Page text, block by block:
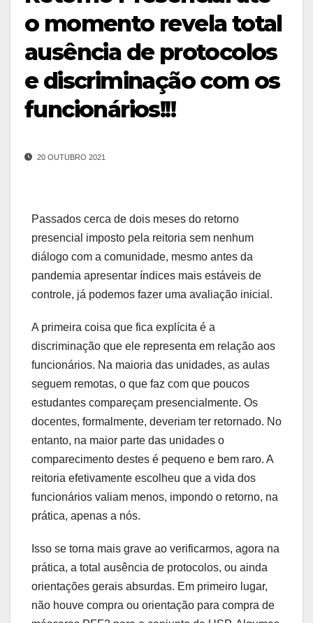
o momento revela total
ausência de protocolos
e discriminação com os
funcionários!!!
20 OUTUBRO 2021
Passados cerca de dois meses do retorno
presencial imposto pela reitoria sem nenhum
diálogo com a comunidade, mesmo antes da
pandemia apresentar índices mais estáveis de
controle, já podemos fazer uma avaliação inicial.
A primeira coisa que fica explícita é a
discriminação que ele representa em relação aos
funcionários. Na maioria das unidades, as aulas
seguem remotas, o que faz com que poucos
estudantes compareçam presencialmente. Os
docentes, formalmente, deveriam ter retornado. No
entanto, na maior parte das unidades o
comparecimento destes é pequeno e bem raro. A
reitoria efetivamente escolheu que a vida dos
funcionários valiam menos, impondo o retorno, na
prática, apenas a nós.
Isso se torna mais grave ao verificarmos, agora na
prática, a total ausência de protocolos, ou ainda
orientações gerais absurdas. Em primeiro lugar,
não houve compra ou orientação para compra de